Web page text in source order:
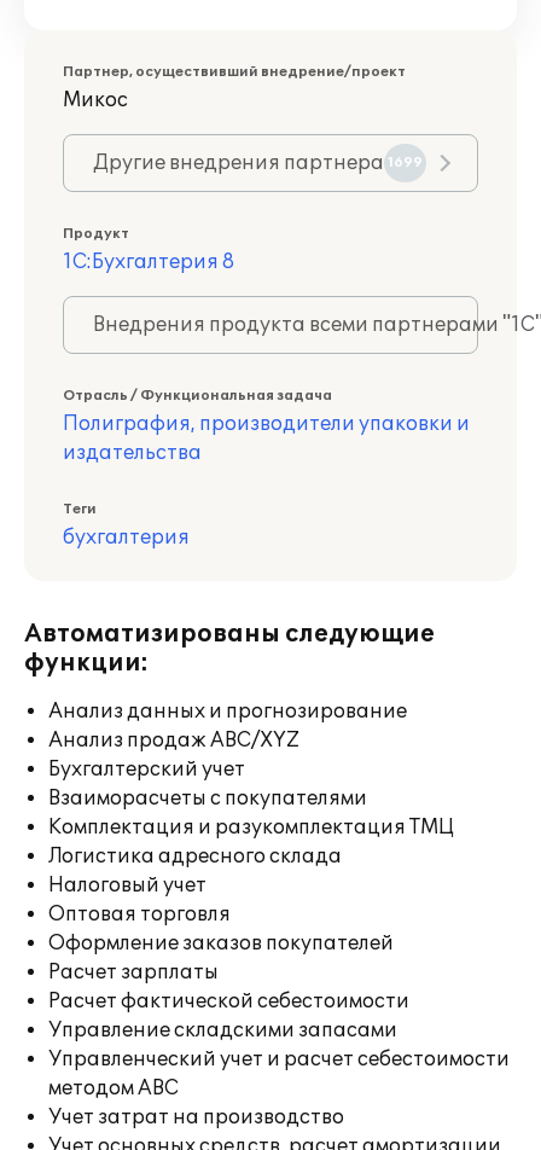
Партнер, осуществивший внедрение/проект
Микос
Другие внедрения партнера 1699
Продукт
1С:Бухгалтерия 8
Внедрения продукта всеми партнерами
Отрасль / Функциональная задача
Полиграфия, производители упаковки и
издательства
Теги
бухгалтерия
Автоматизированы следующие
функции:
Анализ данных и прогнозирование
Анализ продаж ABC/XYZ
Бухгалтерский учет
Взаиморасчеты с покупателями
Комплектация и разукомплектация ТМЦ
Логистика адресного склада
Налоговый учет
Оптовая торговля
Оформление заказов покупателей
Расчет зарплаты
Расчет фактической себестоимости
Управление складскими запасами
Управленческий учет и расчет себестоимости
методом ABC
Учет затрат на производство